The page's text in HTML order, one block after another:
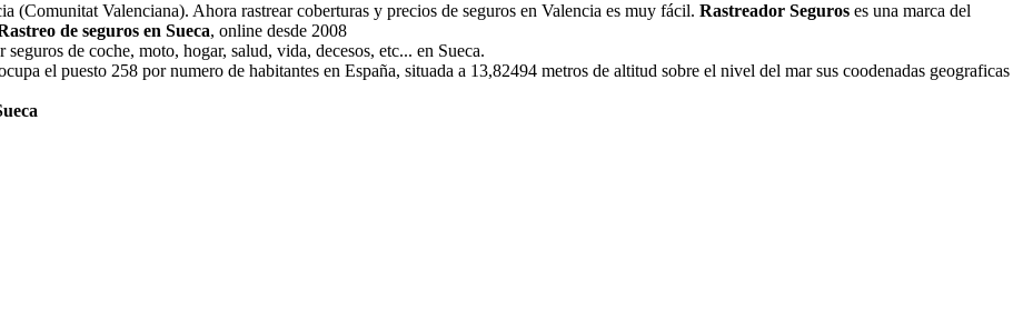
(Comunitat Valenciana). Ahora rastrear coberturas y precios de seguros en Valencia es muy fácil. Rastreador Seguros es una marca del
de seguros en Sueca, online desde 2008
seguros de coche, moto, hogar, salud, vida, decesos, etc... en Sueca.
el puesto 258 por numero de habitantes en España, situada a 13,82494 metros de altitud sobre el nivel del mar sus coodenadas geograficas